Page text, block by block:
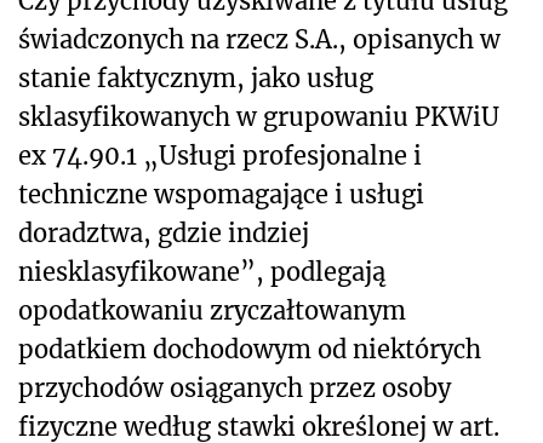
świadczonych na rzecz S.A., opisanych w
stanie faktycznym, jako usług
sklasyfikowanych w grupowaniu PKWiU
ex 74.90.1 „Usługi profesjonalne i
techniczne wspomagające i usługi
doradztwa, gdzie indziej
niesklasyfikowane”, podlegają
opodatkowaniu zryczałtowanym
podatkiem dochodowym od niektórych
przychodów osiąganych przez osoby
fizyczne według stawki określonej w art.